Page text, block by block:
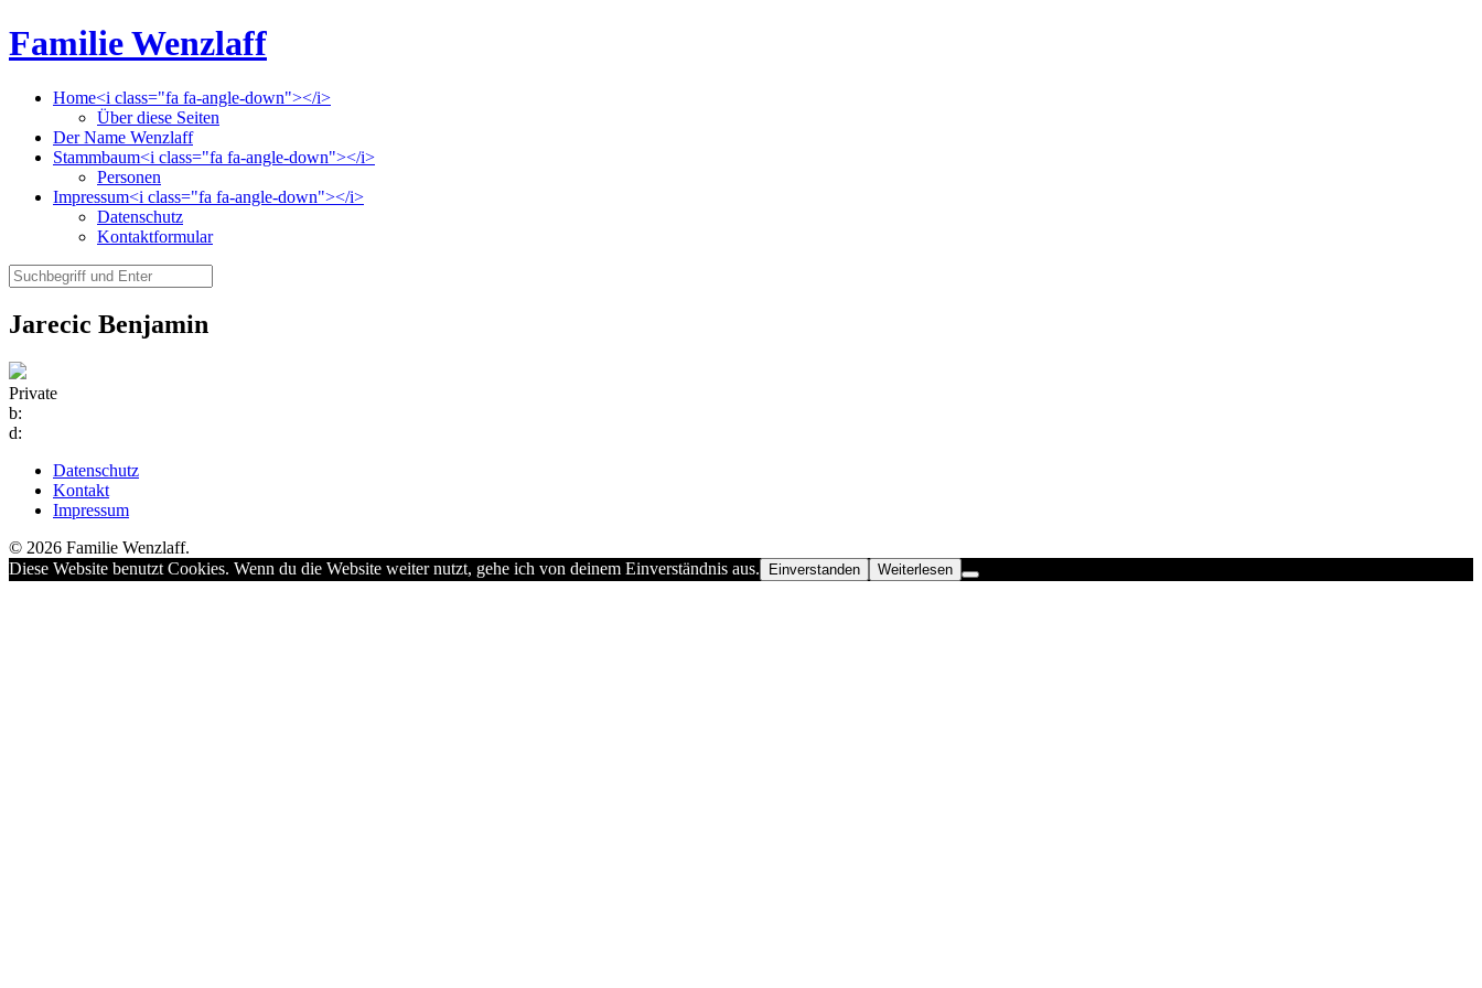
Familie Wenzlaff
Home<i class="fa fa-angle-down"></i>
Über diese Seiten
Der Name Wenzlaff
Stammbaum<i class="fa fa-angle-down"></i>
Personen
Impressum<i class="fa fa-angle-down"></i>
Datenschutz
Kontaktformular
Jarecic Benjamin
Private
b:
d:
Datenschutz
Kontakt
Impressum
© 2026 Familie Wenzlaff.
Diese Website benutzt Cookies. Wenn du die Website weiter nutzt, gehe ich von deinem Einverständnis aus.
Einverstanden Weiterlesen